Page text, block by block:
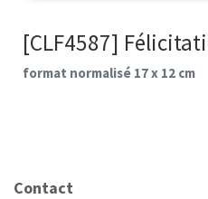
[CLF4587]
format normalisé 17 x 12 cm
Contact